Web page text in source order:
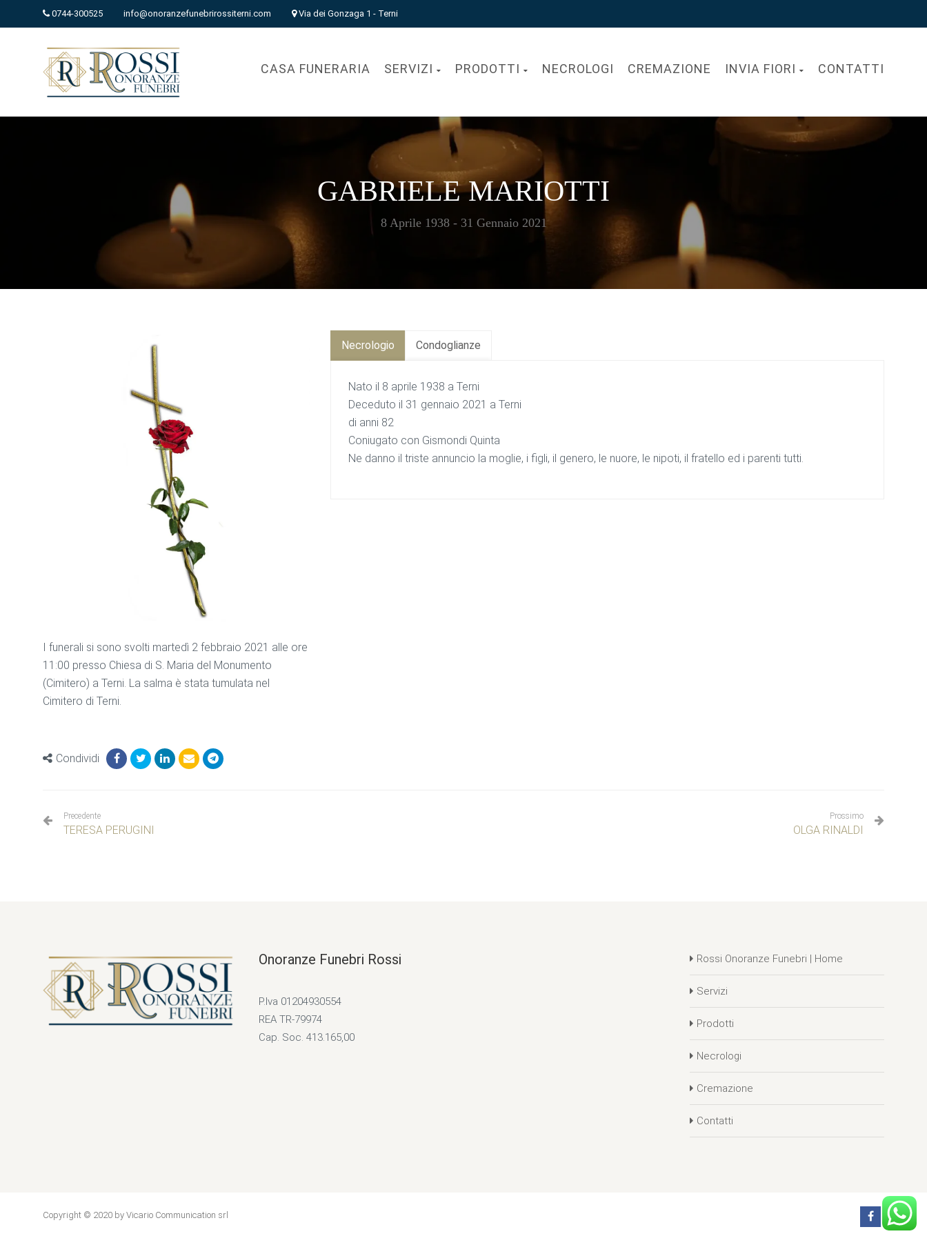
0744-300525 info@onoranzefunebrirossiterni.com Via dei Gonzaga 1 - Terni
CASA FUNERARIA SERVIZI PRODOTTI NECROLOGI CREMAZIONE INVIA FIORI CONTATTI
GABRIELE MARIOTTI
8 Aprile 1938 - 31 Gennaio 2021
I funerali si sono svolti martedì 2 febbraio 2021 alle ore
11:00 presso Chiesa di S. Maria del Monumento
(Cimitero) a Terni. La salma è stata tumulata nel
Cimitero di Terni.
Condividi
Necrologio Condoglianze
Nato il 8 aprile 1938 a Terni
Deceduto il 31 gennaio 2021 a Terni
di anni 82
Coniugato con Gismondi Quinta
Ne danno il triste annuncio la moglie, i figli, il genero, le nuore, le nipoti, il fratello ed i parenti tutti.
Precedente
TERESA PERUGINI
Prossimo
OLGA RINALDI
Onoranze Funebri Rossi
P.Iva 01204930554
REA TR-79974
Cap. Soc. 413.165,00
Rossi Onoranze Funebri | Home
Servizi
Prodotti
Necrologi
Cremazione
Contatti
Copyright © 2020 by Vicario Communication srl